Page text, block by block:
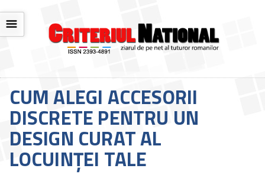
☰
CUM ALEGI ACCESORII
DISCRETE PENTRU UN
DESIGN CURAT AL
LOCUINȚEI TALE